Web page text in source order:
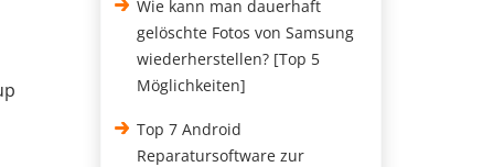
Wie kann man dauerhaft
gelöschte Fotos von Samsung
wiederherstellen? [Top 5
Möglichkeiten]
Top 7 Android
Reparatursoftware zur